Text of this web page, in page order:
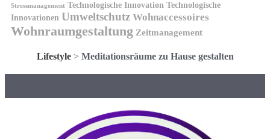
Stressmanagement Technologische Innovation Technologische
Innovationen Umweltschutz Wohnaccessoires
Wohnraumgestaltung Zeitmanagement
Lifestyle> Meditationsräume zu Hause gestalten